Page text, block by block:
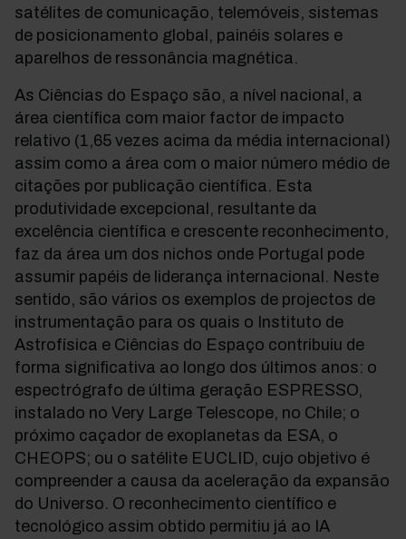
satélites de comunicação, telemóveis, sistemas
de posicionamento global, painéis solares e
aparelhos de ressonância magnética.
As Ciências do Espaço são, a nível nacional, a
área científica com maior factor de impacto
relativo (1,65 vezes acima da média internacional)
assim como a área com o maior número médio de
citações por publicação científica. Esta
produtividade excepcional, resultante da
excelência científica e crescente reconhecimento,
faz da área um dos nichos onde Portugal pode
assumir papéis de liderança internacional. Neste
sentido, são vários os exemplos de projectos de
instrumentação para os quais o Instituto de
Astrofísica e Ciências do Espaço contribuiu de
forma significativa ao longo dos últimos anos: o
espectrógrafo de última geração ESPRESSO,
instalado no Very Large Telescope, no Chile; o
próximo caçador de exoplanetas da ESA, o
CHEOPS; ou o satélite EUCLID, cujo objetivo é
compreender a causa da aceleração da expansão
do Universo. O reconhecimento científico e
tecnológico assim obtido permitiu já ao IA